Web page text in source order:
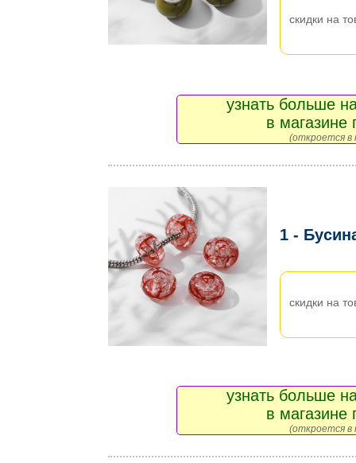
скидки на
узнать больше
в магазине
(откроется в
1 -
скидки на
узнать больше
в магазине
(откроется в